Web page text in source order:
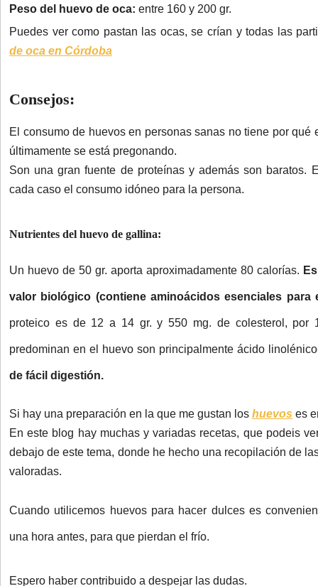
Peso del huevo de oca: entre 160 y 200 gr.
Puedes ver como pastan las ocas, se crían y todas las
de oca en Córdoba
Consejos:
El consumo de huevos en personas sanas no tiene por qué
últimamente se está pregonando.
Son una gran fuente de proteínas y además son baratos.
cada caso el consumo idóneo para la persona.
Nutrientes del huevo de gallina:
Un huevo de 50 gr. aporta aproximadamente 80 calorías.
valor biológico (contiene aminoácidos esenciales para
proteico es de 12 a 14 gr. y 550 mg. de colesterol, por
predominan en el huevo son principalmente ácido
de fácil digestión.
Si hay una preparación en la que me gustan los huevos es
En este blog hay muchas y variadas recetas, que podeis
debajo de este tema, donde he hecho una recopilación de
valoradas.
Cuando utilicemos huevos para hacer dulces es
una hora antes, para que pierdan el frío.
Espero haber contribuido a despejar las dudas.